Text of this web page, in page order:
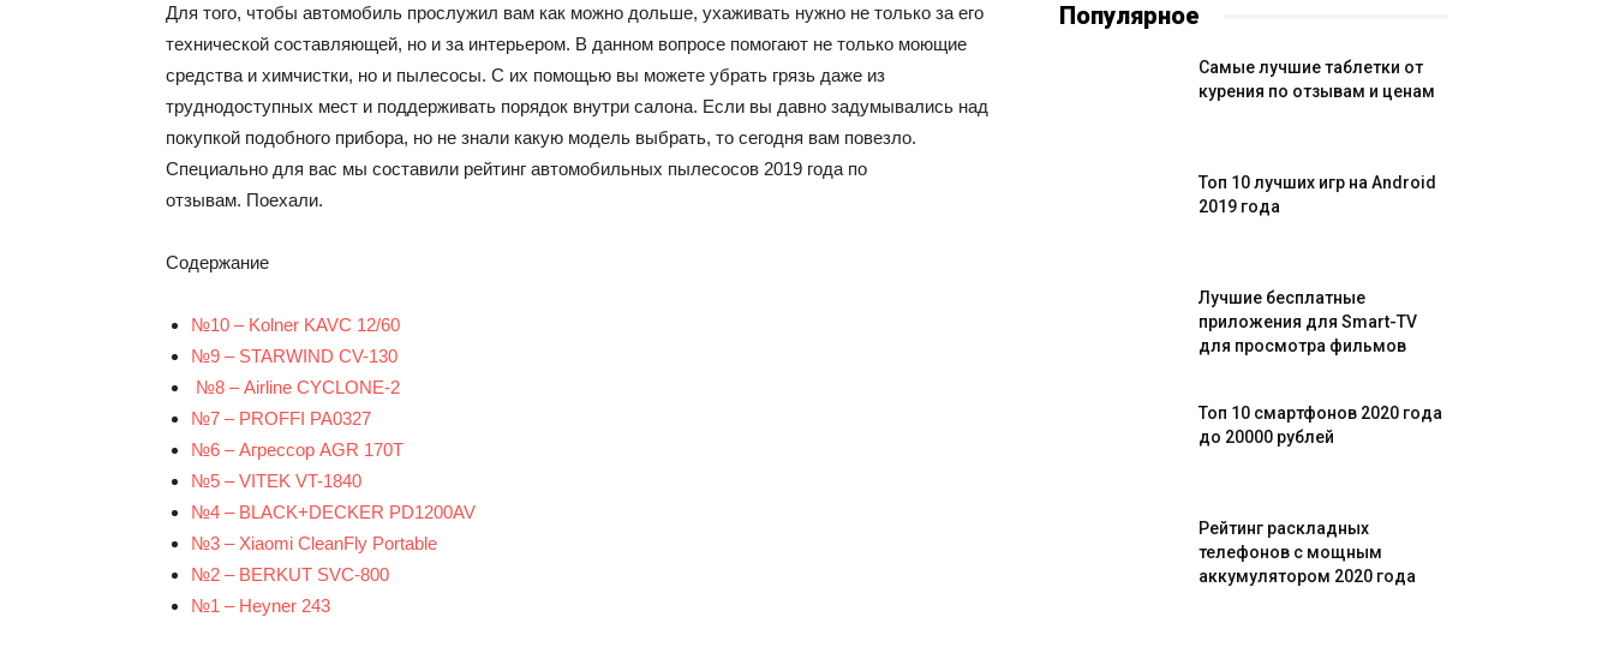
Для того, чтобы автомобиль прослужил вам как можно дольше, ухаживать нужно не только за его
технической составляющей, но и за интерьером. В данном вопросе помогают не только моющие
средства и химчистки, но и пылесосы. С их помощью вы можете убрать грязь даже из
труднодоступных мест и поддерживать порядок внутри салона. Если вы давно задумывались над
покупкой подобного прибора, но не знали какую модель выбрать, то сегодня вам повезло.
Специально для вас мы составили рейтинг автомобильных пылесосов 2019 года по
отзывам. Поехали.
Содержание
№10 – Kolner KAVC 12/60
№9 – STARWIND CV-130
№8 – Airline CYCLONE-2
№7 – PROFFI PA0327
№6 – Агрессор AGR 170T
№5 – VITEK VT-1840
№4 – BLACK+DECKER PD1200AV
№3 – Xiaomi CleanFly Portable
№2 – BERKUT SVС-800
№1 – Heyner 243
Популярное
Самые лучшие таблетки от
курения по отзывам и ценам
Топ 10 лучших игр на Android
2019 года
Лучшие бесплатные
приложения для Smart-TV
для просмотра фильмов
Топ 10 смартфонов 2020 года
до 20000 рублей
Рейтинг раскладных
телефонов с мощным
аккумулятором 2020 года